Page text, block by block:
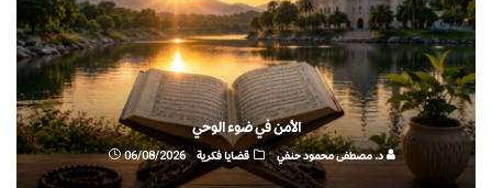
الأمن في ضوء الوحي
د. مصطفى محمود حنفي قضايا فكرية 06/08/2026